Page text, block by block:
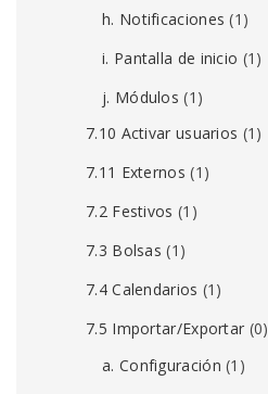
h. Notificaciones (1)
i. Pantalla de inicio (1)
j. Módulos (1)
7.10 Activar usuarios (1)
7.11 Externos (1)
7.2 Festivos (1)
7.3 Bolsas (1)
7.4 Calendarios (1)
7.5 Importar/Exportar (0)
a. Configuración (1)